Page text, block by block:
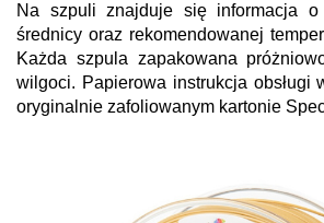
Na szpuli znajduje się informacja o
średnicy oraz rekomendowanej
Każda szpula zapakowana
wilgoci. Papierowa instrukcja obsługi
oryginalnie zafoliowanym kartonie